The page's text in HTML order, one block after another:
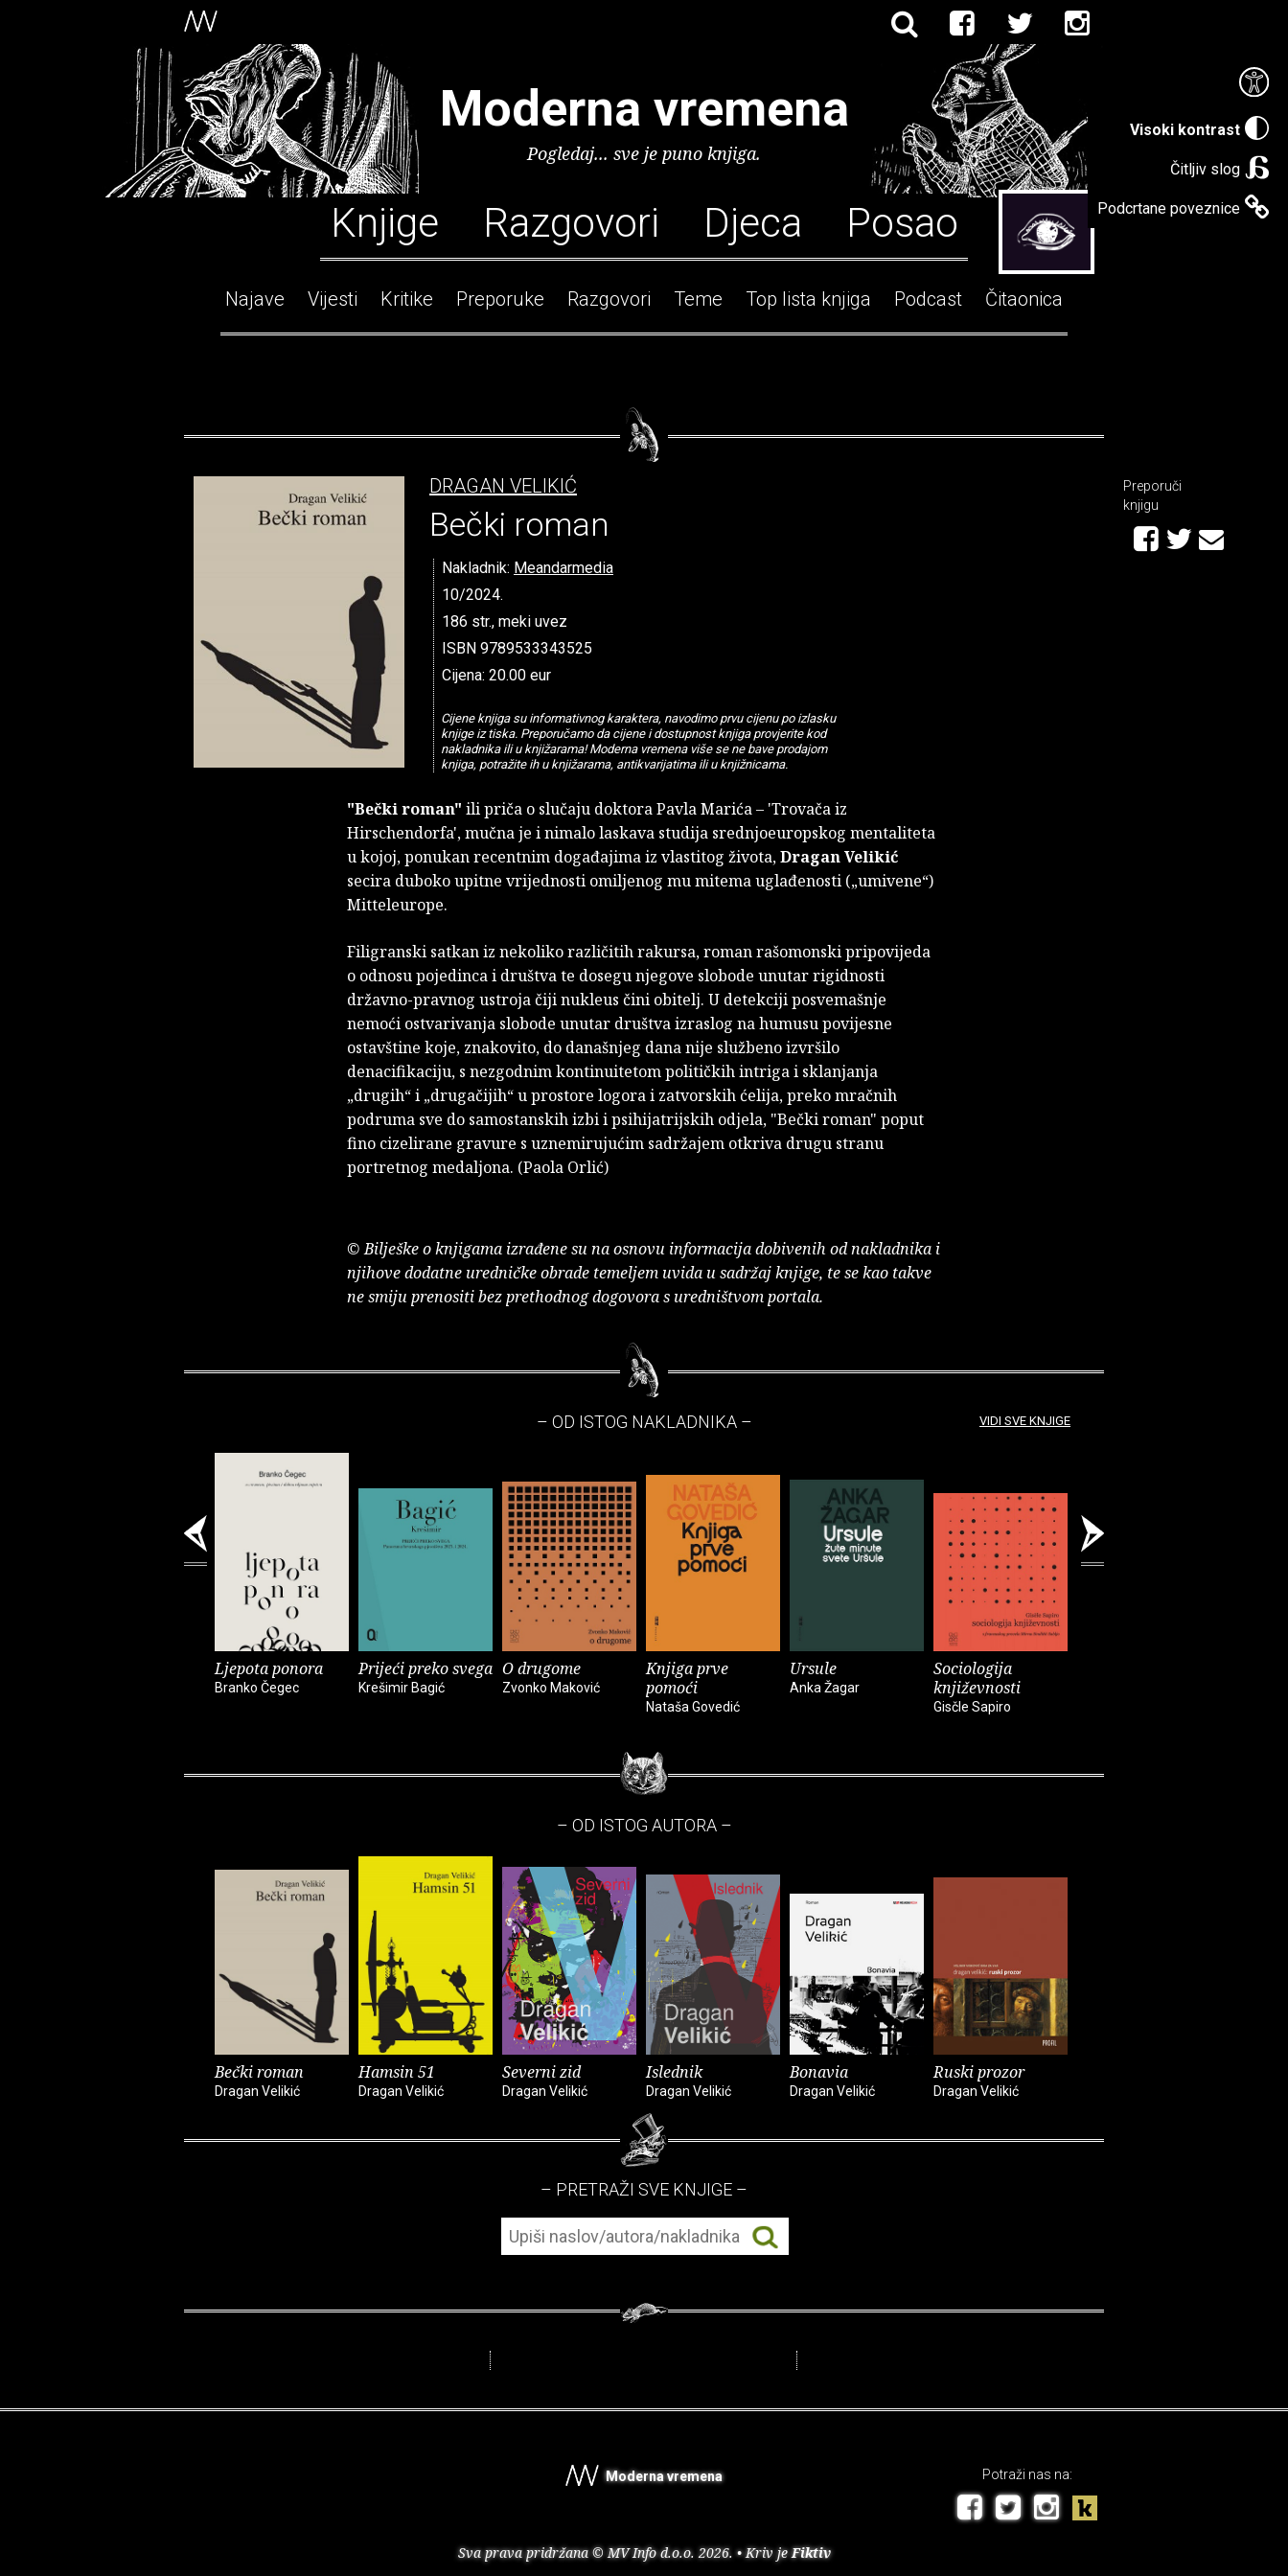
Visoki kontrast
Čitljiv slog
Podcrtane poveznice
Moderna vremena
Pogledaj... sve je puno knjiga.
Knjige Razgovori Djeca Posao
Najave Vijesti Kritike Preporuke Razgovori Teme Top lista knjiga Podcast Čitaonica
DRAGAN VELIKIĆ
Bečki roman
Nakladnik: Meandarmedia
10/2024.
186 str., meki uvez
ISBN 9789533343525
Cijena: 20.00 eur
Cijene knjiga su informativnog karaktera, navodimo prvu cijenu po izlasku
knjige iz tiska. Preporučamo da cijene i dostupnost knjiga provjerite kod
nakladnika ili u knjižarama! Moderna vremena više se ne bave prodajom
knjiga, potražite ih u knjižarama, antikvarijatima ili u knjižnicama.
"Bečki roman" ili priča o slučaju doktora Pavla Marića – 'Trovača iz
Hirschendorfa', mučna je i nimalo laskava studija srednjoeuropskog mentaliteta
u kojoj, ponukan recentnim događajima iz vlastitog života,Dragan Velikić
secira duboko upitne vrijednosti omiljenog mu mitema uglađenosti („umivene“)
Mitteleurope.
Filigranski satkan iz nekoliko različitih rakursa, roman rašomonski pripovijeda
o odnosu pojedinca i društva te dosegu njegove slobode unutar rigidnosti
državno-pravnog ustroja čiji nukleus čini obitelj. U detekciji posvemašnje
nemoći ostvarivanja slobode unutar društva izraslog na humusu povijesne
ostavštine koje, znakovito, do današnjeg dana nije službeno izvršilo
denacifikaciju, s nezgodnim kontinuitetom političkih intriga i sklanjanja
„drugih“ i „drugačijih“ u prostore logora i zatvorskih ćelija, preko mračnih
podruma sve do samostanskih izbi i psihijatrijskih odjela, "Bečki roman" poput
fino cizelirane gravure s uznemirujućim sadržajem otkriva drugu stranu
portretnog medaljona. (Paola Orlić)
© Bilješke o knjigama izrađene su na osnovu informacija dobivenih od nakladnika i
njihove dodatne uredničke obrade temeljem uvida u sadržaj knjige, te se kao takve
ne smiju prenositi bez prethodnog dogovora s uredništvom portala.
Preporuči
knjigu
– OD ISTOG NAKLADNIKA –
Ljepota ponora
Branko Čegec
Prijeći preko svega
Krešimir Bagić
O drugome
Zvonko Maković
Knjiga prve
pomoći
Nataša Govedić
Ursule
Anka Žagar
Sociologija
književnosti
Gisčle Sapiro
VIDI SVE KNJIGE
– OD ISTOG AUTORA –
Bečki roman
Dragan Velikić
Hamsin 51
Dragan Velikić
Severni zid
Dragan Velikić
Islednik
Dragan Velikić
Bonavia
Dragan Velikić
Ruski prozor
Dragan Velikić
– PRETRAŽI SVE KNJIGE –
Moderna vremena
Sva prava pridržana © MV Info d.o.o. 2026. • Kriv jeFiktiv
Potraži nas na: